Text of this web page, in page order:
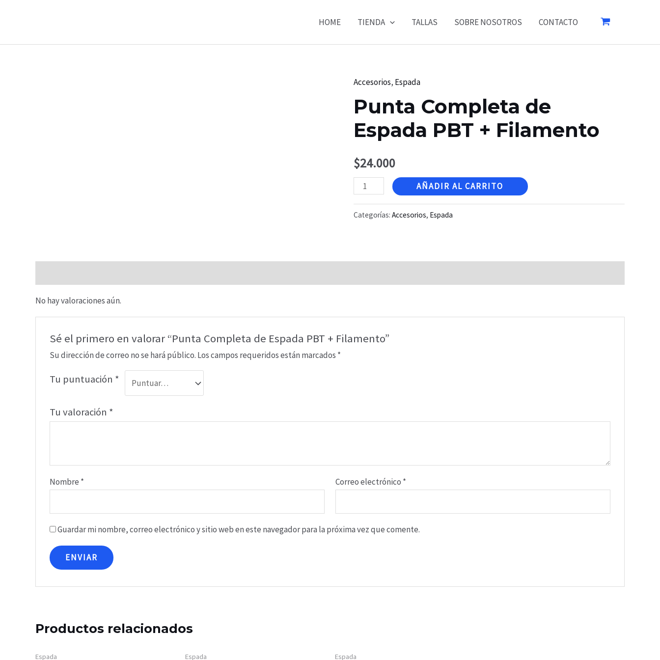
HOME TIENDA TALLAS SOBRE NOSOTROS CONTACTO
Accesorios, Espada
Punta Completa de
Espada PBT + Filamento
$24.000
Punta
de
+
AÑADIR AL CARRITO
Categorías: Accesorios, Espada
No hay valoraciones aún.
Sé el primero en valorar “Punta Completa de Espada PBT + Filamento”
Su dirección de correo no se hará público. Los campos requeridos están marcados *
Tu puntuación *
Tu valoración *
Nombre * Correo electrónico *
Guardar mi nombre, correo electrónico y sitio web en este navegador para la próxima vez que comente.
Productos relacionados
Espada Espada Espada